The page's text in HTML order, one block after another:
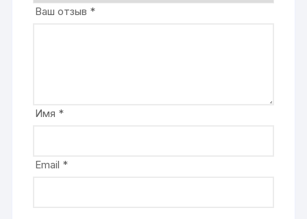
Ваш отзыв *
Имя *
Email *